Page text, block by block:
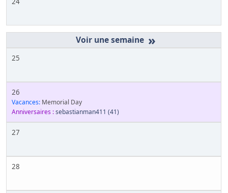
»
25
26
Vacances: Memorial Day
Anniversaires :sebastianman411 (41)
27
28